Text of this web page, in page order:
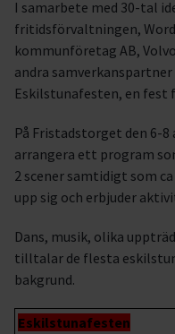
I samarbete med 30-tal
fritidsförvaltningen,
kommunföretag AB,
andra samverkanspartner
Eskilstunafesten, en fest
På Fristadstorget den 6-
arrangera ett program
2 scener samtidigt som
upp sig och erbjuder
Dans, musik, olika
tilltalar de flesta
bakgrund.
Eskilstunafesten